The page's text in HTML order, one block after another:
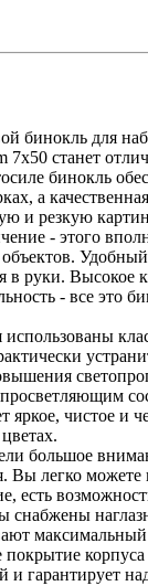
бинокль для
7x50 станет
бинокль
а
и резкую
- этого
в руки. Высокое
- все это
яркое, чистое и
большое
Вы легко можете
есть
снабжены
и гарантирует